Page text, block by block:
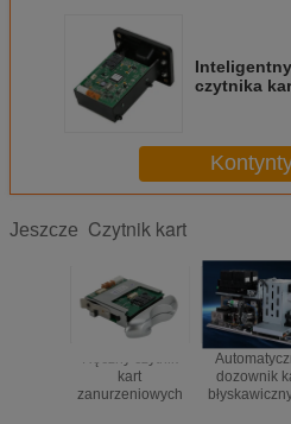
czytnika
Jeszcze Czytnik kart
Ręczny czytnik
kart
zanurzeniowych
dozownik